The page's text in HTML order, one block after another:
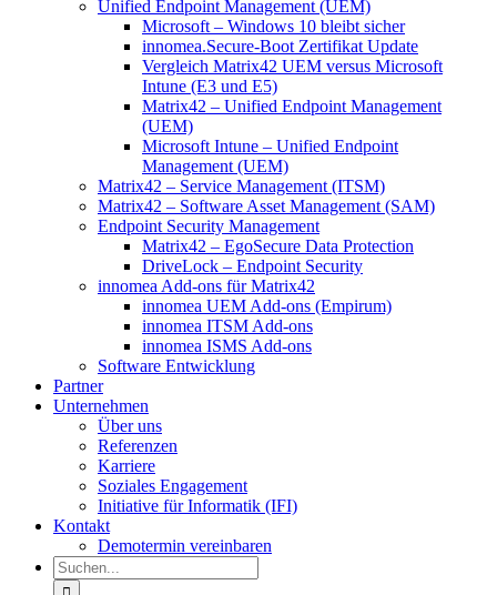
Unified Endpoint Management (UEM)
Microsoft – Windows 10 bleibt sicher
innomea.Secure-Boot Zertifikat Update
Vergleich Matrix42 UEM versus Microsoft
Intune (E3 und E5)
Matrix42 – Unified Endpoint Management
(UEM)
Microsoft Intune – Unified Endpoint
Management (UEM)
Matrix42 – Service Management (ITSM)
Matrix42 – Software Asset Management (SAM)
Endpoint Security Management
Matrix42 – EgoSecure Data Protection
DriveLock – Endpoint Security
innomea Add-ons für Matrix42
innomea UEM Add-ons (Empirum)
innomea ITSM Add-ons
innomea ISMS Add-ons
Software Entwicklung
Partner
Unternehmen
Über uns
Referenzen
Karriere
Soziales Engagement
Initiative für Informatik (IFI)
Kontakt
Demotermin vereinbaren
Suche
nach: